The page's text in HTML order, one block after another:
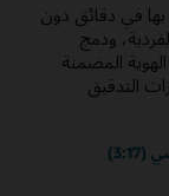
في دقائق دون
ودمج
المضمنة
التدقيق